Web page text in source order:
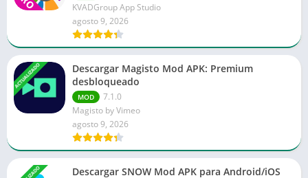
KVADGroup App Studio
agosto 9, 2026
ACTUALIZADO
Descargar Magisto Mod APK: Premium
desbloqueado
MOD
7.1.0
Magisto by Vimeo
agosto 9, 2026
Descargar SNOW Mod APK para Android/iOS